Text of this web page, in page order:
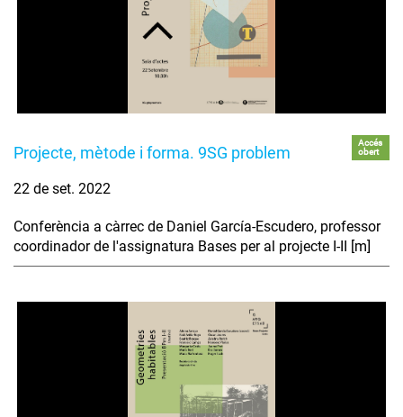
Projecte, mètode i forma. 9SG problem
Accés
obert
22 de set. 2022
Conferència a càrrec de Daniel García-Escudero, professor
coordinador de l'assignatura Bases per al projecte I-II [m]